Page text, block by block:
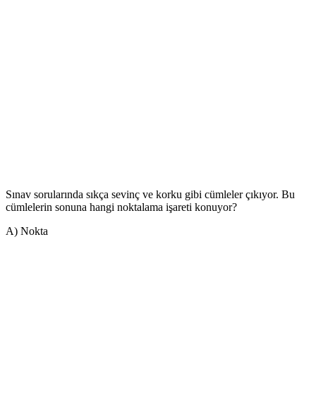
Sınav sorularında sıkça sevinç ve korku gibi cümleler çıkıyor. Bu
cümlelerin sonuna hangi noktalama işareti konuyor?
A) Nokta